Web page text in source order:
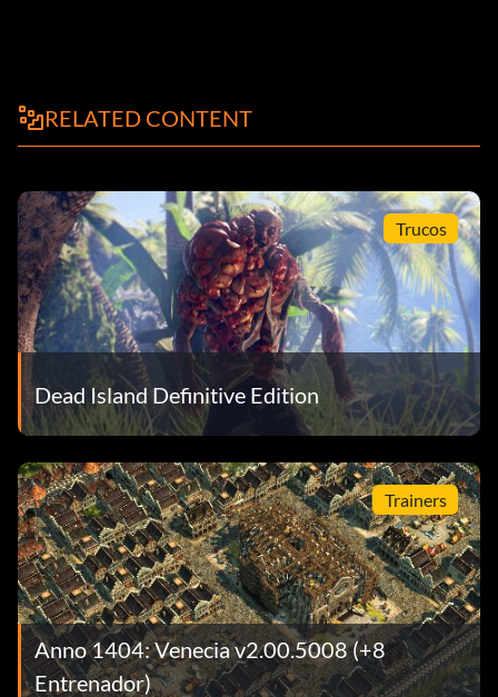
RELATED CONTENT
Trucos
Dead Island Definitive Edition
Trainers
Anno 1404: Venecia v2.00.5008 (+8
Entrenador)